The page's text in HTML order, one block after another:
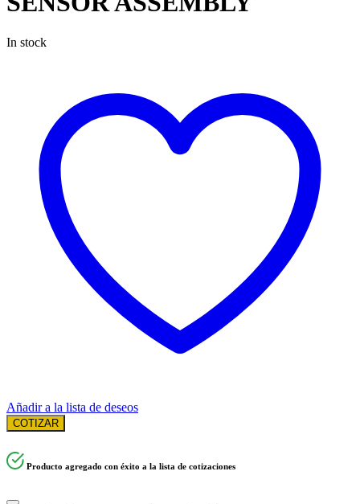
In stock
Añadir a la lista de deseos
COTIZAR
Producto agregado con éxito a la lista de cotizaciones